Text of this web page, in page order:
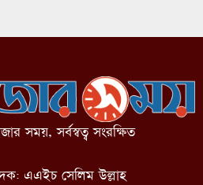
সময়, সর্বস্বত্ব সংরক্ষিত
এএইচ সেলিম উল্লাহ